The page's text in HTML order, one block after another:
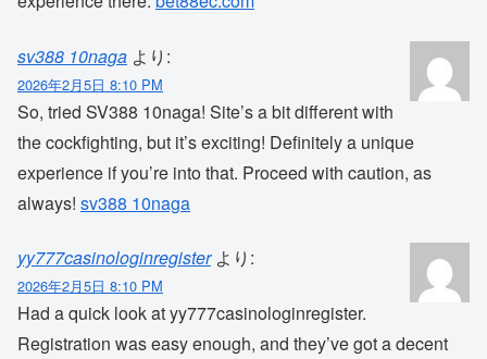
sv388 10naga より:
2026年2月5日 8:10 PM
So, tried SV388 10naga! Site’s a bit different with
the cockfighting, but it’s exciting! Definitely a unique
experience if you’re into that. Proceed with caution, as
always! sv388 10naga
yy777casinologinregister より:
2026年2月5日 8:10 PM
Had a quick look at yy777casinologinregister.
Registration was easy enough, and they’ve got a decent